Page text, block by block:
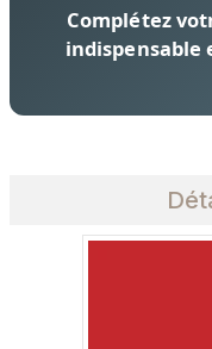
Complétez
indispensable